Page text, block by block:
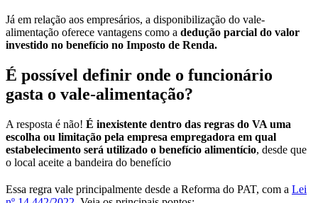
Já em relação aos empresários, a disponibilização do vale-
alimentação oferece vantagens como a dedução parcial do valor
investido no benefício no Imposto de Renda.
É possível definir onde o funcionário
gasta o vale-alimentação?
A resposta é não! É inexistente dentro das regras do VA uma
escolha ou limitação pela empresa empregadora em qual
estabelecimento será utilizado o benefício alimentício, desde que
o local aceite a bandeira do benefício
Essa regra vale principalmente desde a Reforma do PAT, com a Lei